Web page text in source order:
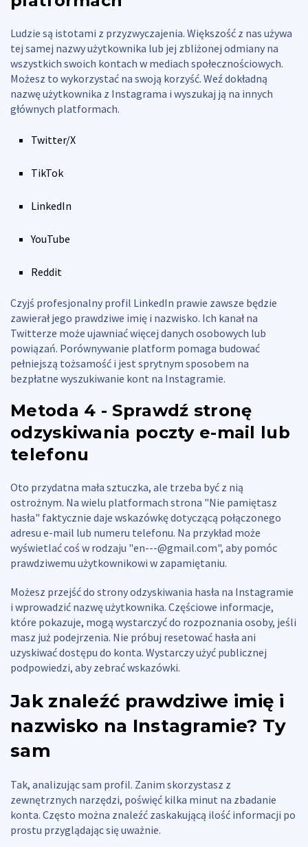
Ludzie są istotami z przyzwyczajenia. Większość z nas używa
tej samej nazwy użytkownika lub jej zbliżonej odmiany na
wszystkich swoich kontach w mediach społecznościowych.
Możesz to wykorzystać na swoją korzyść. Weź dokładną
nazwę użytkownika z Instagrama i wyszukaj ją na innych
głównych platformach.
Twitter/X
TikTok
LinkedIn
YouTube
Reddit
Czyjś profesjonalny profil LinkedIn prawie zawsze będzie
zawierał jego prawdziwe imię i nazwisko. Ich kanał na
Twitterze może ujawniać więcej danych osobowych lub
powiązań. Porównywanie platform pomaga budować
pełniejszą tożsamość i jest sprytnym sposobem na
bezpłatne wyszukiwanie kont na Instagramie.
Metoda 4 - Sprawdź stronę
odzyskiwania poczty e-mail lub
telefonu
Oto przydatna mała sztuczka, ale trzeba być z nią
ostrożnym. Na wielu platformach strona "Nie pamiętasz
hasła" faktycznie daje wskazówkę dotyczącą połączonego
adresu e-mail lub numeru telefonu. Na przykład może
wyświetlać coś w rodzaju "en---@gmail.com", aby pomóc
prawdziwemu użytkownikowi w zapamiętaniu.
Możesz przejść do strony odzyskiwania hasła na Instagramie
i wprowadzić nazwę użytkownika. Częściowe informacje,
które pokazuje, mogą wystarczyć do rozpoznania osoby, jeśli
masz już podejrzenia. Nie próbuj resetować hasła ani
uzyskiwać dostępu do konta. Wystarczy użyć publicznej
podpowiedzi, aby zebrać wskazówki.
Jak znaleźć prawdziwe imię i
nazwisko na Instagramie? Ty
sam
Tak, analizując sam profil. Zanim skorzystasz z
zewnętrznych narzędzi, poświęć kilka minut na zbadanie
konta. Często można znaleźć zaskakującą ilość informacji po
prostu przyglądając się uważnie.